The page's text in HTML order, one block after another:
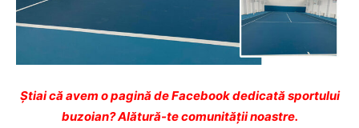
Ştiai că avem o pagină de Facebook dedicată sportului
buzoian? Alătură-te comunității noastre.